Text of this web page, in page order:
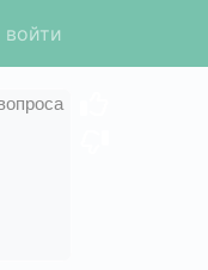
войти